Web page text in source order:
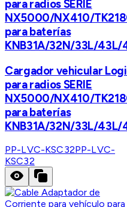
para radios SERIE
NX5000/NX410/
para baterías
KNB31A/32N/33L/43L/
Cargador vehicular
para radios SERIE
NX5000/NX410/
para baterías
KNB31A/32N/33L/43L/
PP-LVC-KSC32PP-LVC-
KSC32